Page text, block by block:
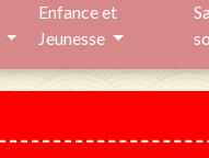
Enfance et
Jeunesse